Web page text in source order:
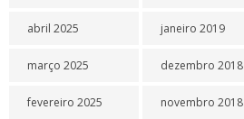
abril 2025
março 2025
fevereiro 2025
janeiro 2019
dezembro 2018
novembro 2018